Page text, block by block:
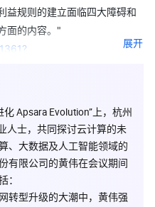
益规则的建立面临四大障碍和
面的内容。"
展开
Apsara Evolution”上，杭州
人士，共同探讨云计算的未
、大数据及人工智能领域的
有限公司的黄伟在会议期间
：
转型升级的大潮中，黄伟强